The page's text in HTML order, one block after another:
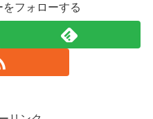
フォローする